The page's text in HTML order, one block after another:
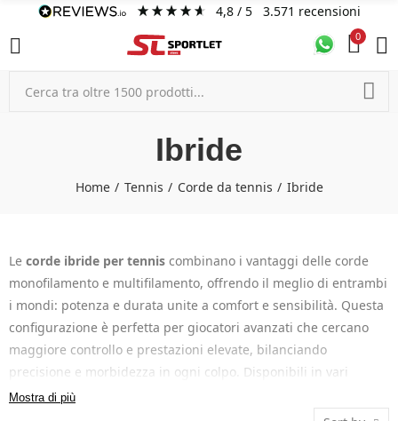
4,8/ 5 3.571 recensioni
0
Ibride
Home Tennis Corde da tennis Ibride
Le corde ibride per tennis combinano i vantaggi delle corde
monofilamento e multifilamento, offrendo il meglio di entrambi
i mondi: potenza e durata unite a comfort e sensibilità. Questa
configurazione è perfetta per giocatori avanzati che cercano
maggiore controllo e prestazioni elevate, bilanciando
precisione e morbidezza in ogni colpo. Disponibili in vari
spessori e tensioni, le corde ibride permettono una
personalizzazione unica, adattandosi allo stile di gioco e
Mostra di più